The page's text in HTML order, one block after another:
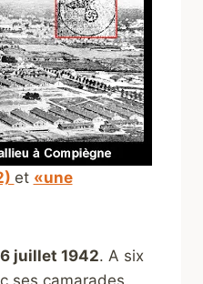
et «une
juillet 1942. A six
ses camarades,